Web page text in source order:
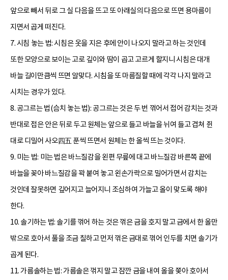
앞으로 빼서 뒤로 그 실 다음을 뜨고 또 아래실의 다음으로 뜨면 용마름이
지면서 곱게 떠진다.
7. 시침 놓는 법: 시침은 옷을 지은 후에 안이 나오지 말라고 하는 것인데
또한 모양으로 보이는 고로 깊이와 땀이 곱고 고르게 할지니 시침은 대개
바늘 길이만큼씩 뜨면 알맞다. 시침을 또 마름질할 때에 각각 나지 말라고
시치는 경우가 있다.
8. 공그르는 법(슴치 놓는 법): 공그르는 것은 두 번 꺾어서 접어 감치는 것과
반대로 접은 안은 뒤로 두고 원체는 앞으로 들고 바늘을 뉘여 들고 겹쳐 쥔
대로 디밀어 사오四五 푼씩 뜨면서 원체는 한 올씩 뜨는 것이다.
9. 미는 법: 미는 법은 바느질감을 왼편 무릎에 대고 바느질감 바른쪽 끝에
바늘을 꽂아 바느질감을 꽉 붙여 놓고 왼손가락으로 밀어가면서 감치는
것인데 잘못하면 깊어지고 늘어지니 조심하여 가늘고 올이 맞도록 해야
한다.
10. 솔기하는 법: 솔기를 꺾어 하는 것은 꺾은 금을 호지 말고 금에서 한 올만
밖으로 호아서 풀을 조금 칠하고 먼저 꺾은 금대로 꺾어 인두를 치면 솔기가
곱게 된다.
11. 가름솔하는 법: 가름솔은 꺾지 말고 잠깐 금을 내여 올을 쫒아 호아서